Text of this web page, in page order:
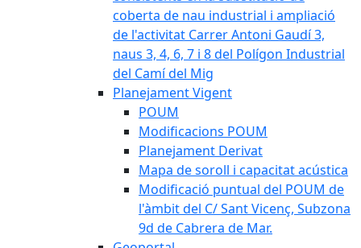
coberta de nau industrial i ampliació
de l'activitat Carrer Antoni Gaudí 3,
naus 3, 4, 6, 7 i 8 del Polígon Industrial
del Camí del Mig
Planejament Vigent
POUM
Modificacions POUM
Planejament Derivat
Mapa de soroll i capacitat acústica
Modificació puntual del POUM de
l'àmbit del C/ Sant Vicenç, Subzona
9d de Cabrera de Mar.